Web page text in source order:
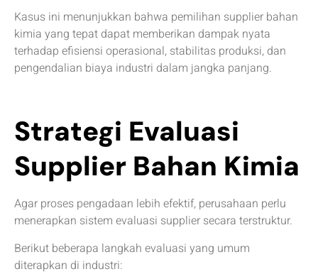
Kasus ini menunjukkan bahwa pemilihan supplier bahan
kimia yang tepat dapat memberikan dampak nyata
terhadap efisiensi operasional, stabilitas produksi, dan
pengendalian biaya industri dalam jangka panjang.
Strategi Evaluasi
Supplier Bahan Kimia
Agar proses pengadaan lebih efektif, perusahaan perlu
menerapkan sistem evaluasi supplier secara terstruktur.
Berikut beberapa langkah evaluasi yang umum
diterapkan di industri: